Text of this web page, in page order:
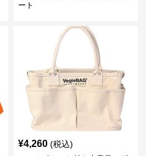
ート
¥4,260 (税込)